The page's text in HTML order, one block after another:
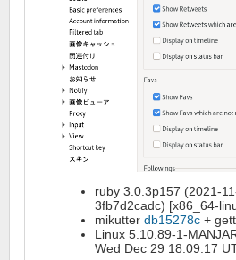
ruby 3.0.3p157 (2021-
3fb7d2cadc) [x86_64-
mikutter db15278c +
Linux 5.10.89-1-
Wed Dec 29 18:09:17